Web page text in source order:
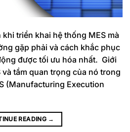
triển khai hệ thống MES mà
gặp phải và cách khắc phục
được tối ưu hóa nhất. Giới
tầm quan trọng của nó trong
(Manufacturing Execution
READING →